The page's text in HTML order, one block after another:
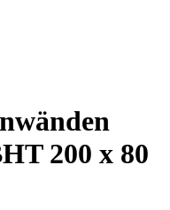
200 x 80